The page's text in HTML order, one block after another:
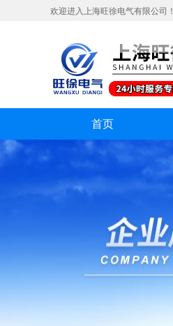
欢迎进入上海旺徐电气有限公司！
首页